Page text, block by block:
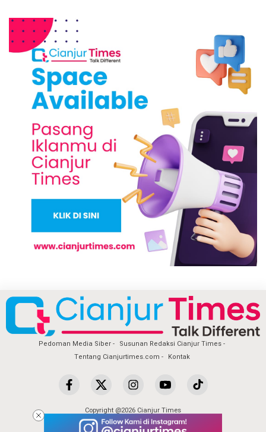
Pedoman Media Siber
Susunan Redaksi Cianjur Times
Tentang Cianjurtimes.com
Kontak
Copyright @2026 Cianjur Times
All Rights Reserved